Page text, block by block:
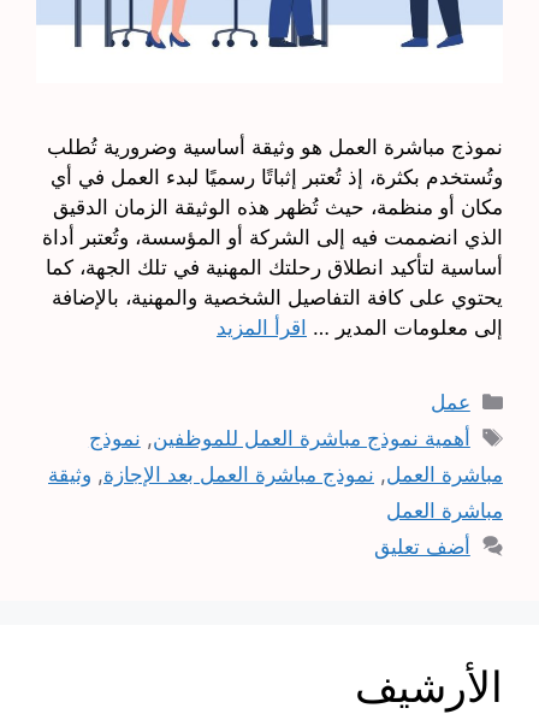
نموذج مباشرة العمل هو وثيقة أساسية وضرورية تُطلب
وتُستخدم بكثرة، إذ تُعتبر إثباتًا رسميًا لبدء العمل في أي
مكان أو منظمة، حيث تُظهر هذه الوثيقة الزمان الدقيق
الذي انضممت فيه إلى الشركة أو المؤسسة، وتُعتبر أداة
أساسية لتأكيد انطلاق رحلتك المهنية في تلك الجهة، كما
يحتوي على كافة التفاصيل الشخصية والمهنية، بالإضافة
إلى معلومات المدير … اقرأ المزيد
التصنيفات
عمل
الوسوم
أهمية نموذج مباشرة العمل للموظفين, نموذج
مباشرة العمل, نموذج مباشرة العمل بعد الإجازة, وثيقة
مباشرة العمل
أضف تعليق
الأرشيف